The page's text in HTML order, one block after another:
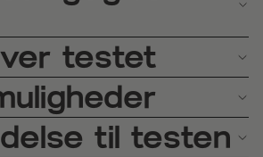
testet
til testen